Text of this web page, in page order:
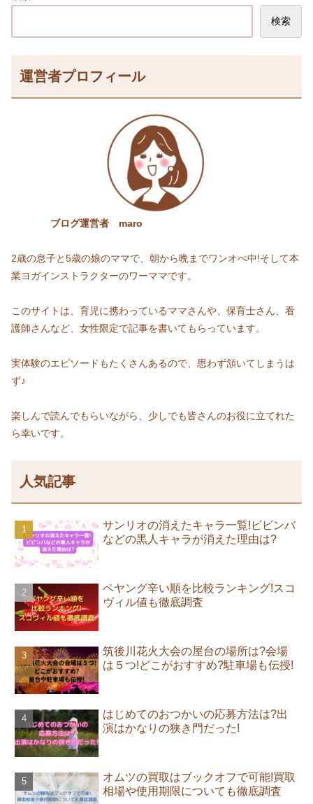
検索
運営者プロフィール
ブログ運営者 maro
2歳の息子と5歳の娘のママで、朝から晩までワンオぺ中!そして本
業ヨガインストラクターのワーママです。
このサイトは、育児に携わっているママさんや、保育士さん、看
護師さんなど、女性限定で記事を書いてもらっています。
実体験のエピソードもたくさんあるので、思わず頷いてしまうは
ず♪
楽しんで読んでもらいながら、少しでも皆さんのお役に立てれた
ら幸いです。
人気記事
サンリオの消えたキャラ一覧!ビビンバ
などの黒人キャラが消えた理由は?
ペヤング辛い順を比較ランキング!スコ
ヴィル値も徹底調査
筑後川花火大会の屋台の場所は?会場
は５つ!どこがおすすめ?駐車場も伝授!
はじめてのおつかいの応募方法は?出
演はかなりの狭き門だった!
オムツの買取はブックオフで可能!買取
相場や使用期限についても徹底調査